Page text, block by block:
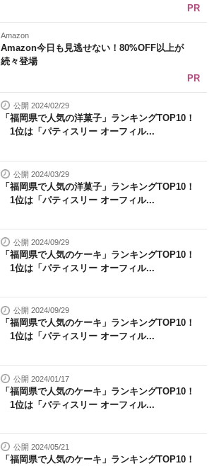
PR
Amazon
Amazon今日も見逃せない！80%OFF以上が
続々登場
PR
公開 2024/02/29
「福岡県で人気の洋菓子」ランキングTOP10！
1位は「パティスリー オーフィル...
公開 2024/03/29
「福岡県で人気の洋菓子」ランキングTOP10！
1位は「パティスリー オーフィル...
公開 2024/09/29
「福岡県で人気のケーキ」ランキングTOP10！
1位は「パティスリー オーフィル...
公開 2024/09/29
「福岡県で人気のケーキ」ランキングTOP10！
1位は「パティスリー オーフィル...
公開 2024/01/17
「福岡県で人気のケーキ」ランキングTOP10！
1位は「パティスリー オーフィル...
公開 2024/05/21
「福岡県で人気のケーキ」ランキングTOP10！